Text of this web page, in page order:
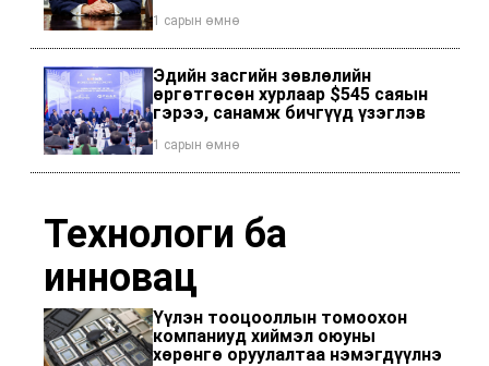
1 сарын өмнө
Эдийн засгийн зөвлөлийн
өргөтгөсөн хурлаар $545 саяын
гэрээ, санамж бичгүүд үзэглэв
1 сарын өмнө
Технологи ба
инновац
Үүлэн тооцооллын томоохон
компаниуд хиймэл оюуны
хөрөнгө оруулалтаа нэмэгдүүлнэ